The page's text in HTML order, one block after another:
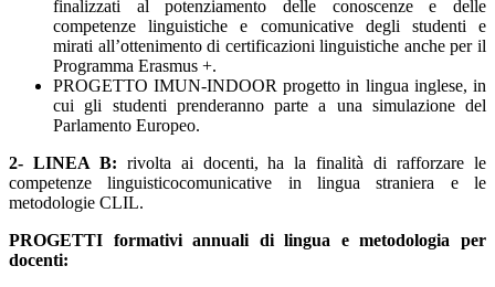
finalizzati al potenziamento delle conoscenze e delle
competenze linguistiche e comunicative degli studenti e
mirati all’ottenimento di certificazioni linguistiche anche per il
Programma Erasmus +.
PROGETTO IMUN-INDOOR progetto in lingua inglese, in
cui gli studenti prenderanno parte a una simulazione del
Parlamento Europeo.
2- LINEA B: rivolta ai docenti, ha la finalità di rafforzare le
competenze linguisticocomunicative in lingua straniera e le
metodologie CLIL.
PROGETTI formativi annuali di lingua e metodologia per
docenti: